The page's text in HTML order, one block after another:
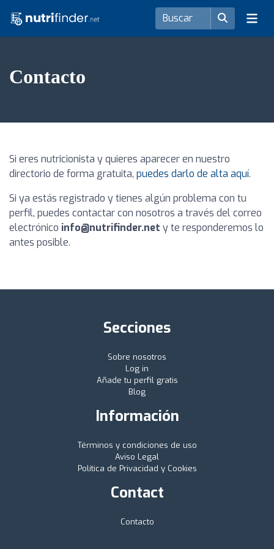
Contacto
Si eres nutricionista y quieres aparecer en nuestro
directorio de forma gratuita, puedes darlo de alta aquí.
Si ya estás registrado y tienes algún problema con tu
perfil, puedes contactar con nosotros a través del correo
electrónico info@nutrifinder.net y te responderemos lo
antes posible.
Secciones
Sobre nosotros
Log in
Añade tu perfil gratis
Blog
Información
Términos y condiciones de uso
Aviso Legal
Política de Privacidad y Cookies
Contact
Contacto